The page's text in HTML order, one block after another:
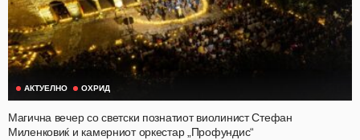
АКТУЕЛНО ОХРИД
Магична вечер со светски познатиот виолинист Стефан
Миленковиќ и камерниот оркестар „Профундис“